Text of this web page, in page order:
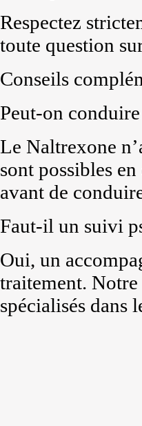
Respectez
toute question
Conseils
Peut-on
Le Naltrexone
sont possibles
avant de
Faut-il un suivi
Oui, un
traitement.
spécialisés dans